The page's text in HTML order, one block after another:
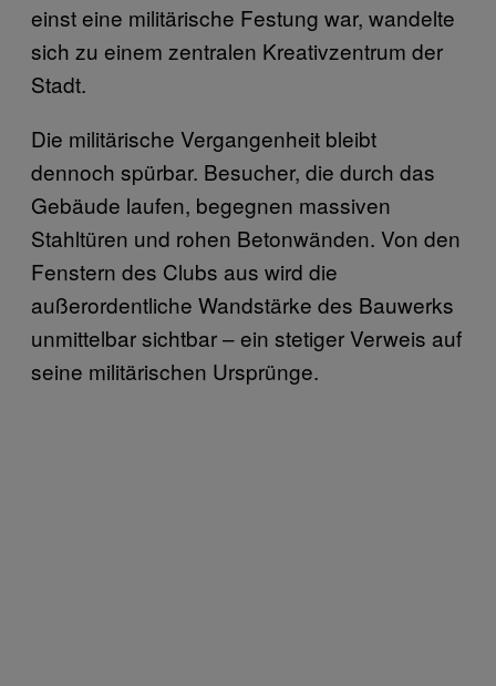
einst eine militärische Festung war, wandelte
sich zu einem zentralen Kreativzentrum der
Stadt.
Die militärische Vergangenheit bleibt
dennoch spürbar. Besucher, die durch das
Gebäude laufen, begegnen massiven
Stahltüren und rohen Betonwänden. Von den
Fenstern des Clubs aus wird die
außerordentliche Wandstärke des Bauwerks
unmittelbar sichtbar – ein stetiger Verweis auf
seine militärischen Ursprünge.